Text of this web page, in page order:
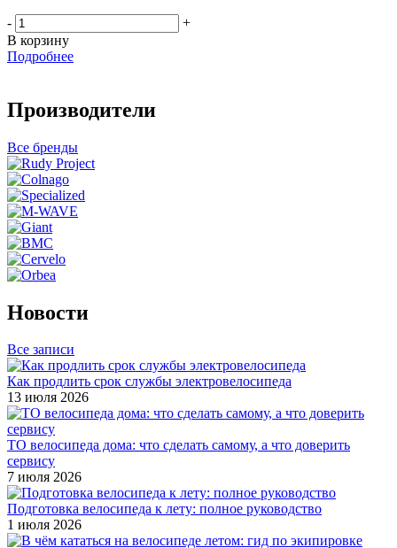
-
+
В корзину
Подробнее
Производители
Все бренды
Новости
Все записи
Как продлить срок службы электровелосипеда
13 июля 2026
ТО велосипеда дома: что сделать самому, а что доверить
сервису
7 июля 2026
Подготовка велосипеда к лету: полное руководство
1 июля 2026